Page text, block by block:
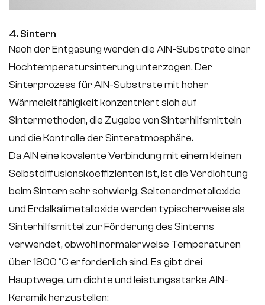
4. Sintern
Nach der Entgasung werden die AlN-Substrate einer
Hochtemperatursinterung unterzogen. Der
Sinterprozess für AlN-Substrate mit hoher
Wärmeleitfähigkeit konzentriert sich auf
Sintermethoden, die Zugabe von Sinterhilfsmitteln
und die Kontrolle der Sinteratmosphäre.
Da AlN eine kovalente Verbindung mit einem kleinen
Selbstdiffusionskoeffizienten ist, ist die Verdichtung
beim Sintern sehr schwierig. Seltenerdmetalloxide
und Erdalkalimetalloxide werden typischerweise als
Sinterhilfsmittel zur Förderung des Sinterns
verwendet, obwohl normalerweise Temperaturen
über 1800 °C erforderlich sind. Es gibt drei
Hauptwege, um dichte und leistungsstarke AlN-
Keramik herzustellen: